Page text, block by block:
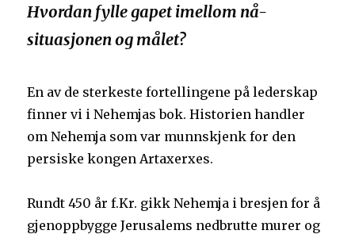
Hvordan fylle gapet imellom nå-
situasjonen og målet?
En av de sterkeste fortellingene på lederskap
finner vi i Nehemjas bok. Historien handler
om Nehemja som var munnskjenk for den
persiske kongen Artaxerxes.
Rundt 450 år f.Kr. gikk Nehemja i bresjen for å
gjenoppbygge Jerusalems nedbrutte murer og